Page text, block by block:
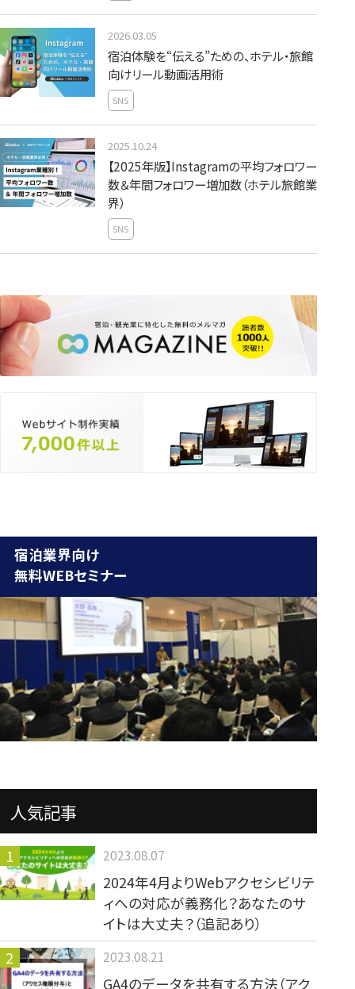
2026.03.05
宿泊体験を“伝える”ための、ホテル・旅館
向けリール動画活用術
SNS
2025.10.24
【2025年版】Instagramの平均フォロワー
数＆年間フォロワー増加数（ホテル旅館業
界）
SNS
宿泊業界向け
無料WEBセミナー
人気記事
2023.08.07
2024年4月よりWebアクセシビリテ
ィへの対応が義務化？あなたのサ
イトは大丈夫？（追記あり）
2023.08.21
GA4のデータを共有する方法（アク